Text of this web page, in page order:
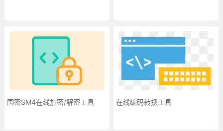
国密SM4在线加密/解密工具 在线编码转换工具